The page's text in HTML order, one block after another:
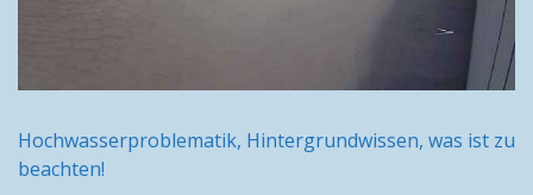
Hochwasserproblematik, Hintergrundwissen, was ist zu
beachten!